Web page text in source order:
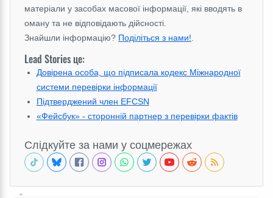
матеріали у засобах масової інформації, які вводять в
оману та не відповідають дійсності.
Знайшли інформацію? Поділіться з нами!
Lead Stories це:
Довірена особа, що підписала кодекс Міжнародної
системи перевірки інформації
Підтверджений член EFCSN
«Фейсбук» - сторонній партнер з перевірки фактів
Слідкуйте за нами у соцмережах